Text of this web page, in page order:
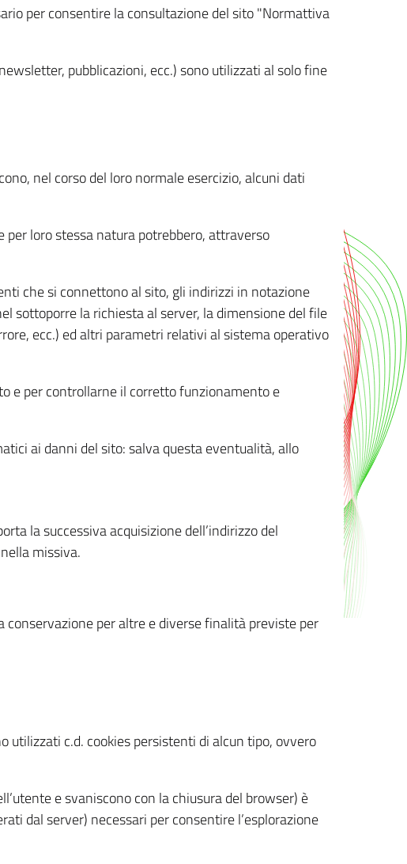
per consentire la consultazione del sito "Normattiva
pubblicazioni, ecc.) sono utilizzati al solo fine
nel corso del loro normale esercizio, alcuni dati
loro stessa natura potrebbero, attraverso
che si connettono al sito, gli indirizzi in notazione
sottoporre la richiesta al server, la dimensione del file
ecc.) ed altri parametri relativi al sistema operativo
e per controllarne il corretto funzionamento e
ai danni del sito: salva questa eventualità, allo
la successiva acquisizione dell’indirizzo del
missiva.
per altre e diverse finalità previste per
utilizzati c.d. cookies persistenti di alcun tipo, ovvero
e svaniscono con la chiusura del browser) è
dal server) necessari per consentire l’esplorazione